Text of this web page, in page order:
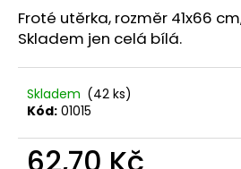
hvězdiček.
Froté utěrka, rozměr 41x66
Skladem jen celá bílá.
Skladem (42 ks)
Kód: 01015
?